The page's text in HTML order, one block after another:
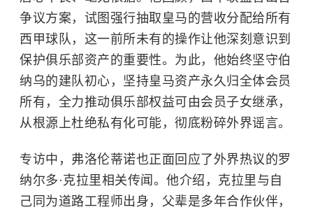
争议方案，试图强行抽取皇马的营收分配给所有
西甲球队，这一前所未有的操作让他深刻意识到
保护俱乐部资产的重要性。为此，他始终坚守伯
纳乌的建队初心，坚持皇马资产永久归全体会员
所有，全力推动俱乐部权益可由会员子女继承，
从根源上杜绝私有化可能，彻底粉碎外界谣言。
专访中，弗洛伦蒂诺也正面回应了外界热议的罗
纳尔多·克拉里相关传闻。他介绍，克拉里与自
己同为道路工程师出身，父辈是多年合作伙伴，